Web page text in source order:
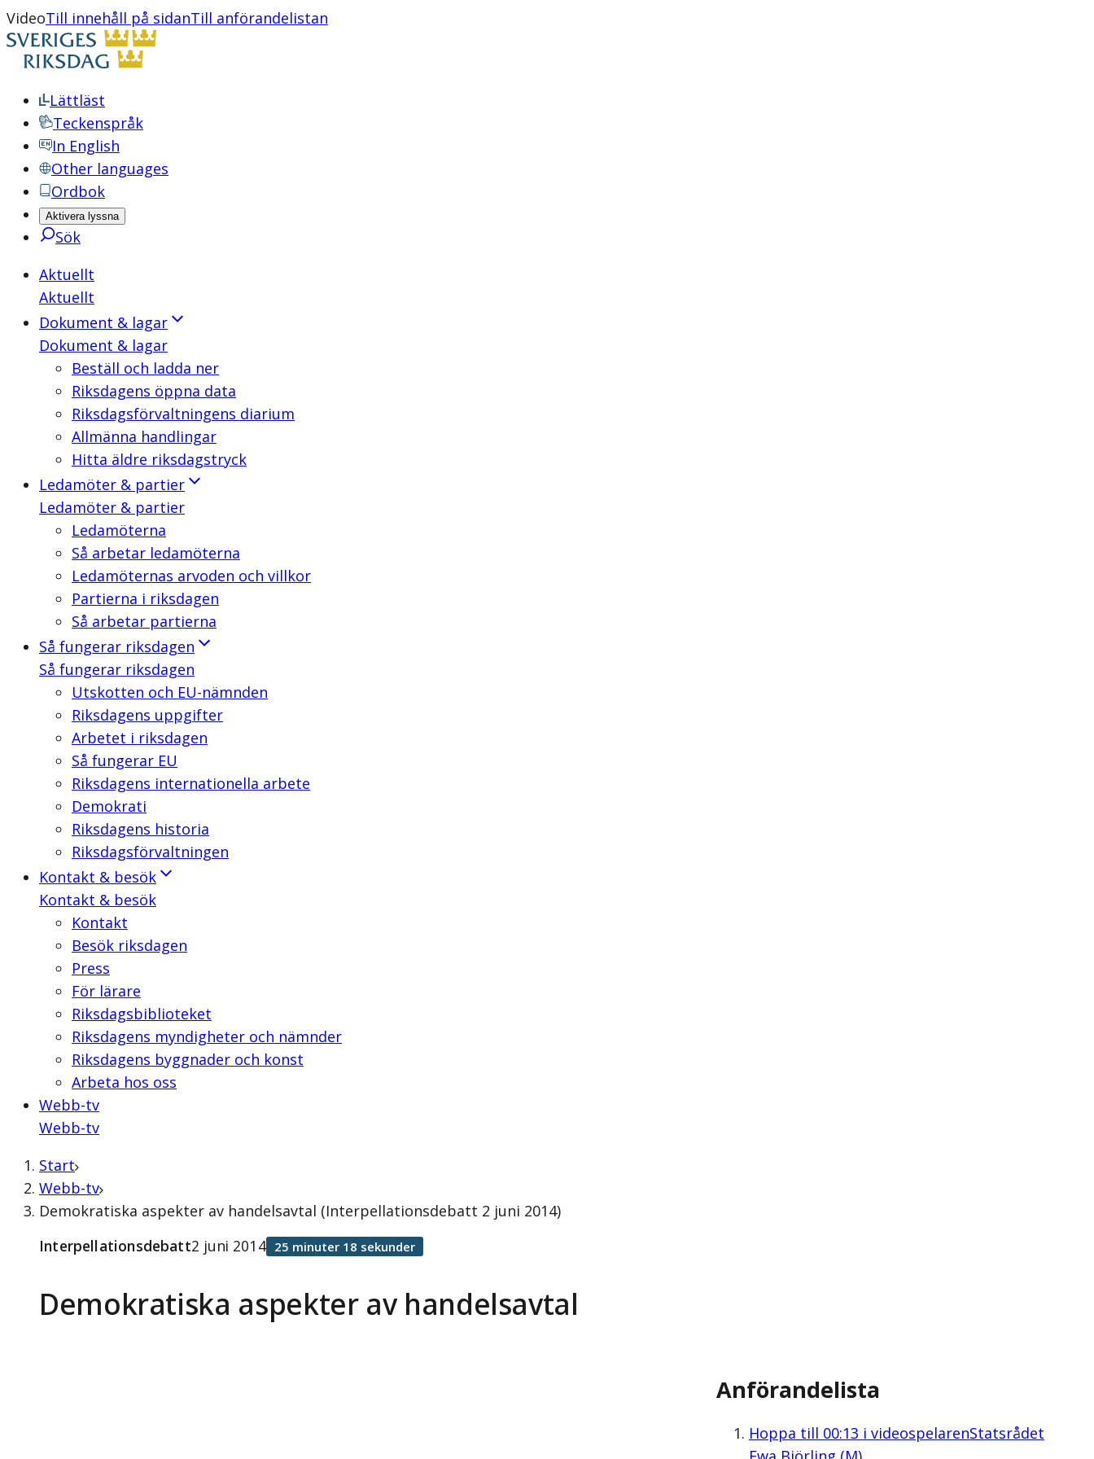
VideoTill innehåll på sidanTill anförandelistan
Lättläst
Teckenspråk
In English
Other languages
Ordbok
Aktivera lyssna
Sök
Aktuellt
Aktuellt
Dokument & lagar
Dokument & lagar
Beställ och ladda ner
Riksdagens öppna data
Riksdagsförvaltningens diarium
Allmänna handlingar
Hitta äldre riksdagstryck
Ledamöter & partier
Ledamöter & partier
Ledamöterna
Så arbetar ledamöterna
Ledamöternas arvoden och villkor
Partierna i riksdagen
Så arbetar partierna
Så fungerar riksdagen
Så fungerar riksdagen
Utskotten och EU-nämnden
Riksdagens uppgifter
Arbetet i riksdagen
Så fungerar EU
Riksdagens internationella arbete
Demokrati
Riksdagens historia
Riksdagsförvaltningen
Kontakt & besök
Kontakt & besök
Kontakt
Besök riksdagen
Press
För lärare
Riksdagsbiblioteket
Riksdagens myndigheter och nämnder
Riksdagens byggnader och konst
Arbeta hos oss
Webb-tv
Webb-tv
Start
Webb-tv
Demokratiska aspekter av handelsavtal (Interpellationsdebatt 2 juni 2014)
Demokratiska aspekter av handelsavtal
Interpellationsdebatt2 juni 2014 25 minuter 18 sekunder
Anförandelista
Hoppa till 00:13 i videospelarenStatsrådet